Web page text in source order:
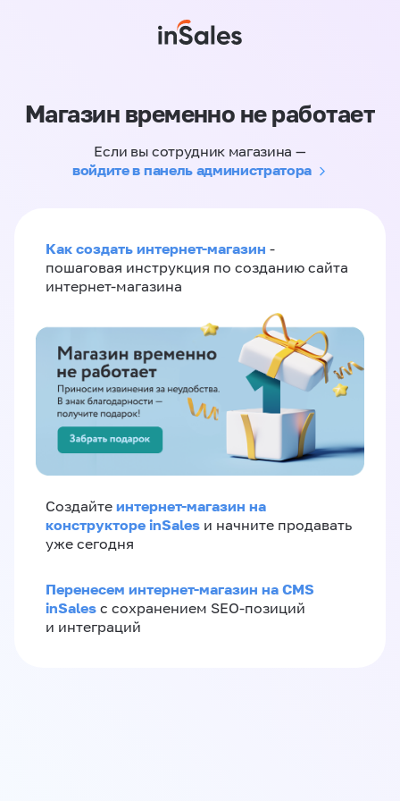
Магазин временно не работает
Если вы сотрудник магазина —
войдите в панель администратора
Как создать интернет-магазин -
пошаговая инструкция по созданию сайта
интернет-магазина
Создайте интернет-магазин на
конструкторе inSales и начните продавать
уже сегодня
Перенесем интернет-магазин на CMS
inSales с сохранением SEO-позиций
и интеграций